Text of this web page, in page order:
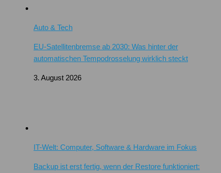
Auto & Tech
EU-Satellitenbremse ab 2030: Was hinter der
automatischen Tempodrosselung wirklich steckt
3. August 2026
IT-Welt: Computer, Software & Hardware im Fokus
Backup ist erst fertig, wenn der Restore funktioniert: